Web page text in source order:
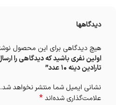
دیدگاهها
هیچ دیدگاهی برای این محصول
اولین نفری باشید که دیدگاهی را
تارادین دینه 10 عدد”
نشانی ایمیل شما منتشر نخواهد شد.
علامت‌گذاری شده‌اند*